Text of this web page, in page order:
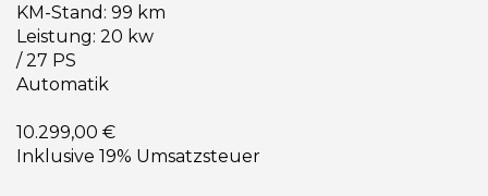
KM-Stand: 99 km
Leistung: 20 kw
/ 27 PS
Automatik
10.299,00 €
Inklusive 19% Umsatzsteuer